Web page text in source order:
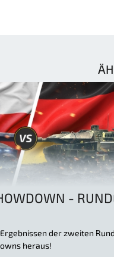
-
der zweiten
heraus!